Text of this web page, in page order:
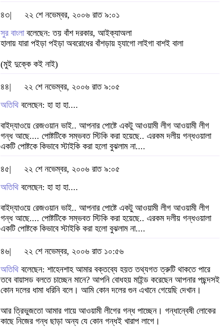
৪৩|
২২ শে নভেম্বর, ২০০৬ রাত ৯:০১
সুর বাংলাবলেছেন: তয় বাঁশ দরকার, আইক্যাঅলা
হালায় যারা পইড়া পইড়া অবরোধের বাঁশড়ায় হ্যাগো লাইগা বাশই বালা
(মুই দুক্কে কই নাই)
৪৪|
২২ শে নভেম্বর, ২০০৬ রাত ৯:০৫
অতিথি বলেছেন: হা হা হা....
বাইদ্যাওয়ে রেজওয়ান ভাই.. আপনার পোষ্টে একটু আওয়ামী লীগ আওয়ামী লীগ
গন্ধ আছে.... পোষ্টটিকে সম্ভবত স্টিকি করা হয়েছে.. এরকম দলীয় গন্ধওয়ালা
একটি পোষ্টকে কিভাবে স্টাইকি করা হলো বুঝলাম না....
৪৫|
২২ শে নভেম্বর, ২০০৬ রাত ৯:০৫
অতিথি বলেছেন: হা হা হা....
বাইদ্যাওয়ে রেজওয়ান ভাই.. আপনার পোষ্টে একটু আওয়ামী লীগ আওয়ামী লীগ
গন্ধ আছে.... পোষ্টটিকে সম্ভবত স্টিকি করা হয়েছে.. এরকম দলীয় গন্ধওয়ালা
একটি পোষ্টকে কিভাবে স্টাইকি করা হলো বুঝলাম না....
৪৬|
২২ শে নভেম্বর, ২০০৬ রাত ১০:৫৬
অতিথি বলেছেন: শাহেনশাহ আমার বক্তব্যে হয়ত তথ্যগত ত্রুটি থাকতে পারে
তবে বায়াসড বলতে চাচ্ছেন মানে? আপনি বোধহয় মাইন্ড করেছেন আপনার পছন্দসই
কোন দলের ধামা ধরিনি বলে। আমি কোন দলের গুন এখানে গেয়েছি দেখান।
আর ত্রিভুজতো আমার গায়ে আওয়ামী লীগের গন্ধ পাচ্ছেন। গন্ধান্বেষী লোকের
কাছে নিজের গন্ধ ছাড়া অন্য যে কোন গন্ধই খারাপ লাগে।